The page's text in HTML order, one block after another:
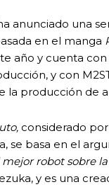
anunciado una
en el manga
año y cuenta con
y con
la producción de
considerado
se basa en el
mejor robot sobre la
y es una